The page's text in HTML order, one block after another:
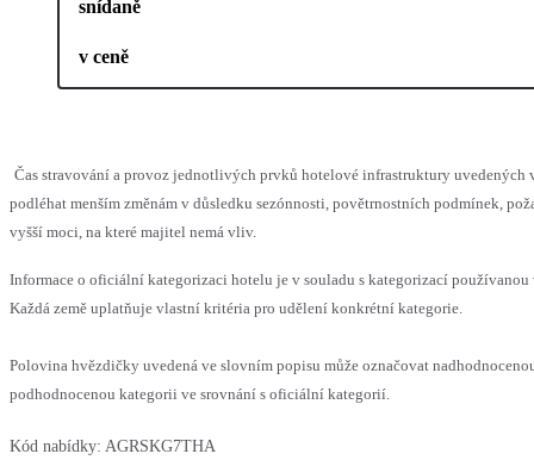
snídaně
v ceně
Čas stravování a provoz jednotlivých prvků hotelové infrastruktury uvedených
podléhat menším změnám v důsledku sezónnosti, povětrnostních podmínek,
vyšší moci, na které majitel nemá vliv.
Informace o oficiální kategorizaci hotelu je v souladu s kategorizací používanou
Každá země uplatňuje vlastní kritéria pro udělení konkrétní kategorie.
Polovina hvězdičky uvedená ve slovním popisu může označovat
podhodnocenou kategorii ve srovnání s oficiální kategorií.
Kód nabídky: AGRSKG7THA